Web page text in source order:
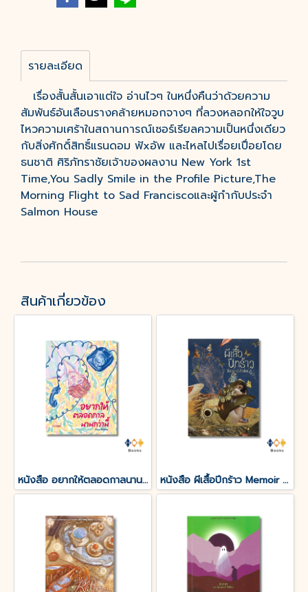
รายละเอียด
เรื่องสั้นสั้นเอาแต่ใจ อ่านไวๆ ในหนึ่งคืนว่าด้วยความ
สัมพันธ์อันเลือนรางคล้ายหมอกจางๆ ที่ลวงหลอกให้ใจวูบ
ไหวความเศร้าในสถานการณ์เซอร์เรียลความเป็นหนึ่งเดียว
กับสิ่งศักดิ์สิทธิ์แรนดอม ฟัxอัพ และไหลไปเรื่อยเปื่อยโดย
ธนชาติ ศิริภัทราชัยเจ้าของผลงาน New York 1st
Time,You Sadly Smile in the Profile Picture,The
Morning Flight to Sad Franciscoและผู้กำกับประจำ
Salmon House
สินค้าเกี่ยวข้อง
หนังสือ อยากให้ตลอดกาลนานกว่านี้ หนังสือ ผีเสื้อปีกร้าว Memoir of a Broken Bitch